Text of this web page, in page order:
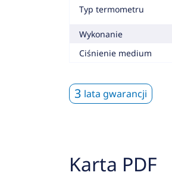
Typ termometru
Wykonanie
Ciśnienie medium
3 lata gwarancji
Karta PDF